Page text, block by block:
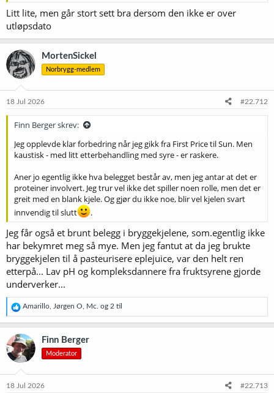
Litt lite, men går stort sett bra dersom den ikke er over
utløpsdato
MortenSickel
Norbrygg-medlem
18 Jul 2026 #22.712
Finn Berger skrev:
Jeg opplevde klar forbedring når jeg gikk fra First Price til Sun. Men
kaustisk - med litt etterbehandling med syre - er raskere.
Aner jo egentlig ikke hva belegget består av, men jeg antar at det er
proteiner involvert. Jeg trur vel ikke det spiller noen rolle, men det er
greit med en blank kjele. Og gjør du ikke noe, blir vel kjelen svart
innvendig til slutt
.
Jeg får også et brunt belegg i bryggekjelene, som.egentlig ikke
har bekymret meg så mye. Men jeg fantut at da jeg brukte
bryggekjelen til å pasteurisere eplejuice, var den helt ren
etterpå... Lav pH og kompleksdannere fra fruktsyrene gjorde
underverker...
R
e
a
k
s
j
o
e
Amarillo Jørgen O Mc. og 2 til
Finn Berger
Moderator
18 Jul 2026 #22.713